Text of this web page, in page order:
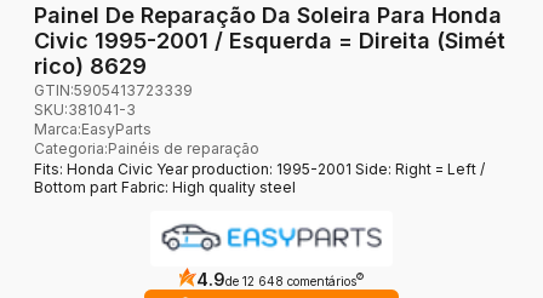
Painel De Reparação Da Soleira Para Honda
Civic 1995-2001 / Esquerda = Direita (Simét
rico) 8629
GTIN:5905413723339
SKU:381041-3
Marca:EasyParts
Categoria:Painéis de reparação
Fits: Honda Civic Year production: 1995-2001 Side: Right = Left /
Bottom part Fabric: High quality steel
4.9de 12 648 comentários ?